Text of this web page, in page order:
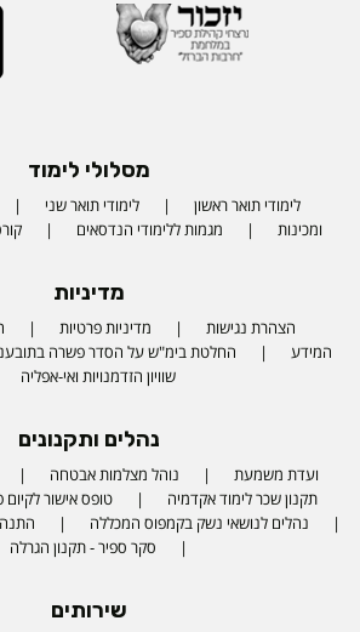
מסלולי לימוד
לימודי תואר ראשון לימודי תואר שני
ומכינות
מגמות ללימודי הנדסאים
מדיניות
הצהרת נגישות מדיניות פרטיות
המידע
החלטת בימ"ש על הסדר פשרה בתובענה
שוויון הזדמנויות ואי-אפליה
נהלים ותקנונים
ועדת משמעת נוהל מצלמות אבטחה
תקנון שכר לימוד אקדמיה
טופס אישור
נהלים לנושאי נשק בקמפוס המכללה
סקר ספיר - תקנון הגרלה
שירותים